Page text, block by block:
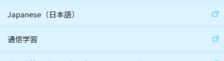
Japanese（日本語）
通信学習